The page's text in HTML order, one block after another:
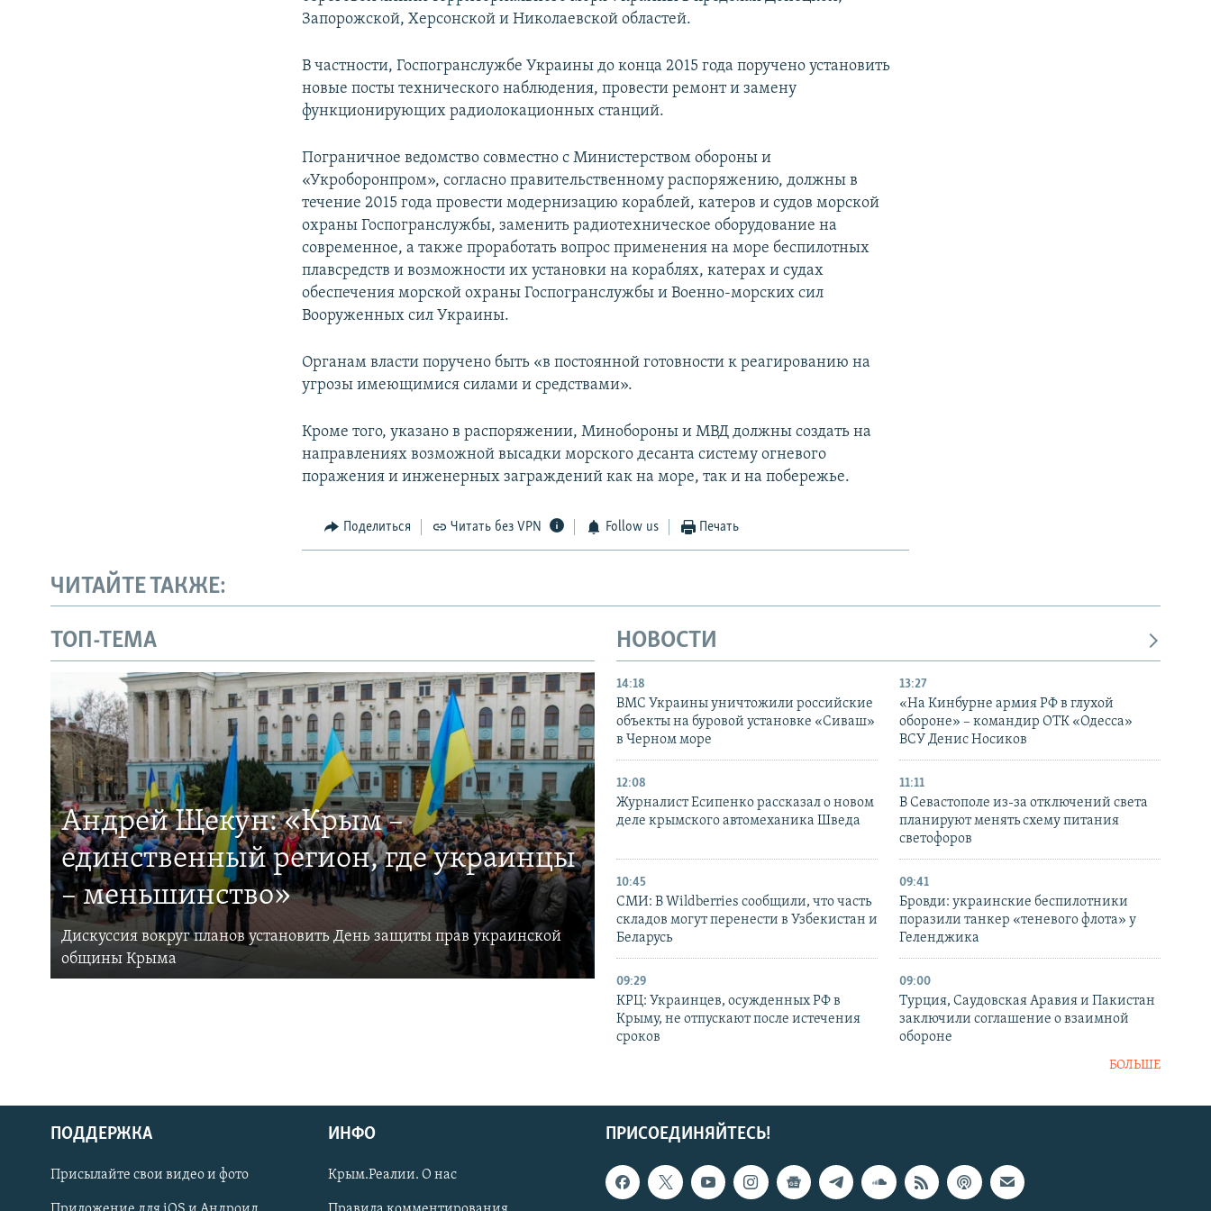
Українською
Qırımtatar
Запорожской, Херсонской и Николаевской областей.
В частности, Госпогранслужбе Украины до конца 2015 года поручено установить
новые посты технического наблюдения, провести ремонт и замену
функционирующих радиолокационных станций.
Пограничное ведомство совместно с Министерством обороны и
«Укроборонпром», согласно правительственному распоряжению, должны в
течение 2015 года провести модернизацию кораблей, катеров и судов морской
охраны Госпогранслужбы, заменить радиотехническое оборудование на
современное, а также проработать вопрос применения на море беспилотных
плавсредств и возможности их установки на кораблях, катерах и судах
обеспечения морской охраны Госпогранслужбы и Военно-морских сил
Вооруженных сил Украины.
Органам власти поручено быть «в постоянной готовности к реагированию на
угрозы имеющимися силами и средствами».
Кроме того, указано в распоряжении, Минобороны и МВД должны создать на
направлениях возможной высадки морского десанта систему огневого
поражения и инженерных заграждений как на море, так и на побережье.
Поделиться Читать без VPN Follow us Печать
ЧИТАЙТЕ ТАКЖЕ:
ТОП-ТЕМА
Андрей Щекун: «Крым –
единственный регион, где украинцы
– меньшинство»
Дискуссия вокруг планов установить День защиты прав украинской
общины Крыма
НОВОСТИ
14:18
ВМС Украины уничтожили российские
объекты на буровой установке «Сиваш»
в Черном море
13:27
«На Кинбурне армия РФ в глухой
обороне» – командир ОТК «Одесса»
ВСУ Денис Носиков
12:08
Журналист Есипенко рассказал о новом
деле крымского автомеханика Шведа
11:11
В Севастополе из-за отключений света
планируют менять схему питания
светофоров
10:45
СМИ: В Wildberries сообщили, что часть
складов могут перенести в Узбекистан и
Беларусь
09:41
Бровди: украинские беспилотники
поразили танкер «теневого флота» у
Геленджика
09:29
КРЦ: Украинцев, осужденных РФ в
Крыму, не отпускают после истечения
сроков
09:00
Турция, Саудовская Аравия и Пакистан
заключили соглашение о взаимной
обороне
БОЛЬШЕ
ПРИСОЕДИНЯЙТЕСЬ!
ПОДДЕРЖКА
Присылайте свои видео и фото
ИНФО
Крым.Реалии. О нас